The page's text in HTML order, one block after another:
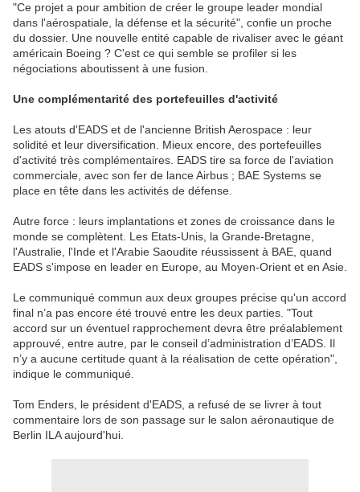
"Ce projet a pour ambition de créer le groupe leader mondial
dans l'aérospatiale, la défense et la sécurité", confie un proche
du dossier. Une nouvelle entité capable de rivaliser avec le géant
américain Boeing ? C'est ce qui semble se profiler si les
négociations aboutissent à une fusion.
Une complémentarité des portefeuilles d'activité
Les atouts d'EADS et de l'ancienne British Aerospace : leur
solidité et leur diversification. Mieux encore, des portefeuilles
d'activité très complémentaires. EADS tire sa force de l'aviation
commerciale, avec son fer de lance Airbus ; BAE Systems se
place en tête dans les activités de défense.
Autre force : leurs implantations et zones de croissance dans le
monde se complètent. Les Etats-Unis, la Grande-Bretagne,
l'Australie, l'Inde et l'Arabie Saoudite réussissent à BAE, quand
EADS s'impose en leader en Europe, au Moyen-Orient et en Asie.
Le communiqué commun aux deux groupes précise qu'un accord
final n’a pas encore été trouvé entre les deux parties. "Tout
accord sur un éventuel rapprochement devra être préalablement
approuvé, entre autre, par le conseil d’administration d’EADS. Il
n’y a aucune certitude quant à la réalisation de cette opération",
indique le communiqué.
Tom Enders, le président d'EADS, a refusé de se livrer à tout
commentaire lors de son passage sur le salon aéronautique de
Berlin ILA aujourd'hui.